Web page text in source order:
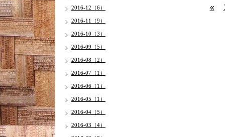
«
2016-12（6）
2016-11（9）
2016-10（3）
2016-09（5）
2016-08（2）
2016-07（1）
2016-06（1）
2016-05（1）
2016-04（5）
2016-03（4）